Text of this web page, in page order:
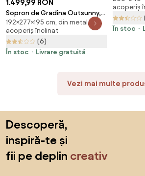
1.499,99 RON
Sopron de Gradina Outsunny,
Usi Duble Glisante, Tabla de
Otel, 277x195x192cm, Gri |
Aosom Romania
192×277×195 cm, din metal, cu
acoperiș înclinat
(6)
În stoc
Livrare gratuită
Acoperis
Gradina
acoperiș
În stoc
Vezi mai multe
Descoperă,
inspiră-te și
fii pe deplin creativ